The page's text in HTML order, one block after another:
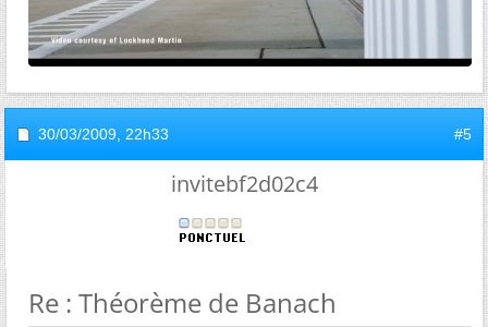
30/03/2009, 22h33 #5
invitebf2d02c4
Re : Théorème de Banach